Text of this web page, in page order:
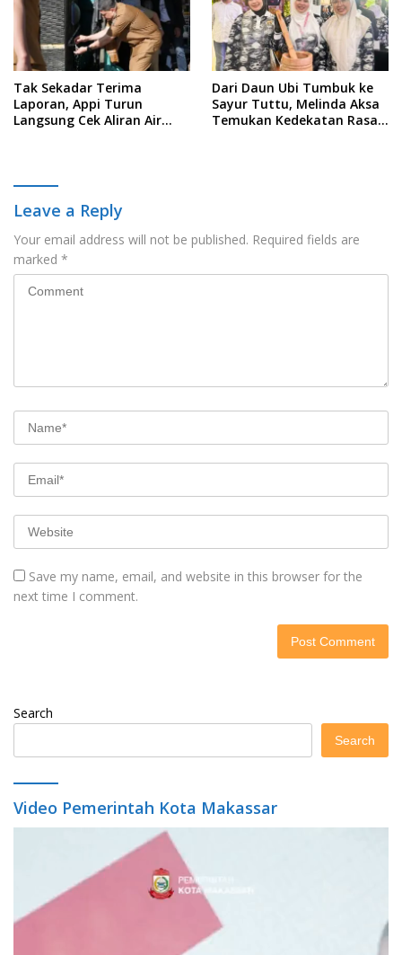
Tak Sekadar Terima
Laporan, Appi Turun
Langsung Cek Aliran Air
Dari Daun Ubi Tumbuk ke
Sayur Tuttu, Melinda Aksa
Temukan Kedekatan Rasa
Leave a Reply
Your email address will not be published. Required fields are
marked *
Save my name, email, and website in this browser for the
next time I comment.
Search
Search
Video Pemerintah Kota Makassar